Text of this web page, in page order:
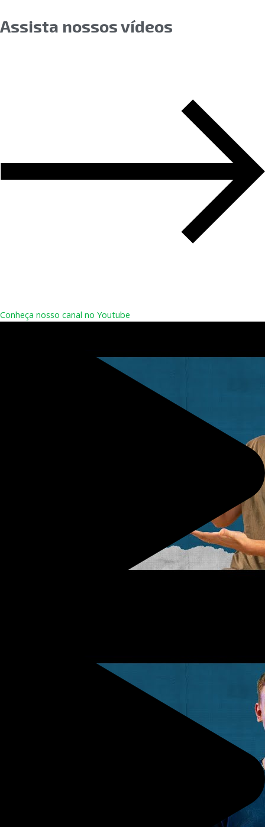
Assista nossos vídeos
Conheça nosso canal no Youtube